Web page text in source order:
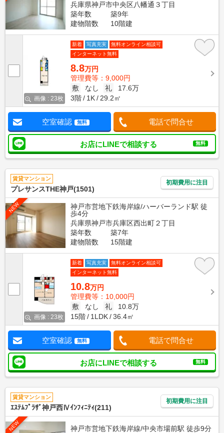
兵庫県神戸市中央区八幡通３丁目
築年数
築9年
建物階数
10階建
画像 : 23枚
新着 写真充実
無料オンライン相談可
インターネット無料
8.8万円
管理費等：9,000円
敷
なし 礼
17.6万
3階
1K 29.2㎡
空室確認 無料 電話で問合せ
お店にLINEで相談する 無料
賃貸マンション
プレサンスTHE神戸(1501)
初期費用に注目
NEW
神戸市営地下鉄海岸線/ハーバーランド駅 徒
歩4分
兵庫県神戸市兵庫区西出町２丁目
築年数
築7年
建物階数
15階建
画像 : 23枚
新着 写真充実
無料オンライン相談可
インターネット無料
10.8万円
管理費等：10,000円
敷
なし 礼
10.8万
15階
1LDK 36.4㎡
空室確認 無料 電話で問合せ
お店にLINEで相談する 無料
賃貸マンション
ｴｽﾃﾑﾌﾟﾗｻﾞ神戸西Ⅳｲﾝﾌｨﾆﾃｨ(211)
初期費用に注目
NEW
神戸市営地下鉄海岸線/中央市場前駅 徒歩9分